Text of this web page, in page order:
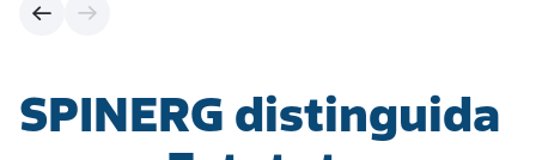
SPINERG distinguida